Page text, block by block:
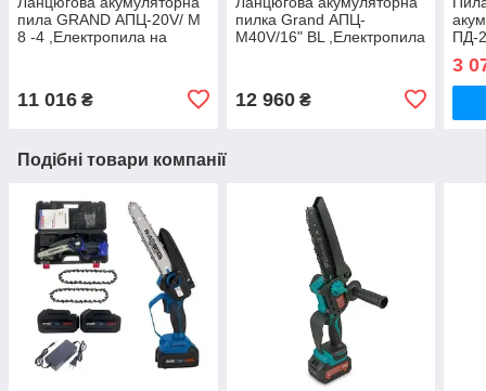
пила GRAND АПЦ-20V/ М
8 -4 ,Електропила на
11 016 ₴
пилка Grand АПЦ-
M40V/16" BL ,Електропила
12 960₴
ПД-
3
Подібні товари компанії